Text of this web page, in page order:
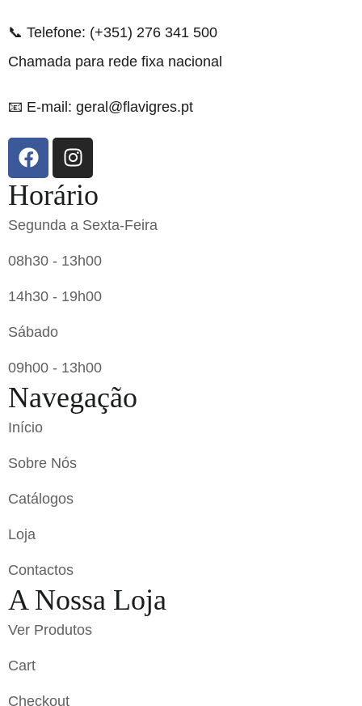
📞 Telefone: (+351) 276 341 500
Chamada para rede fixa nacional
📧 E-mail: geral@flavigres.pt
Horário
Segunda a Sexta-Feira
08h30 - 13h00
14h30 - 19h00
Sábado
09h00 - 13h00
Navegação
Início
Sobre Nós
Catálogos
Loja
Contactos
A Nossa Loja
Ver Produtos
Cart
Checkout